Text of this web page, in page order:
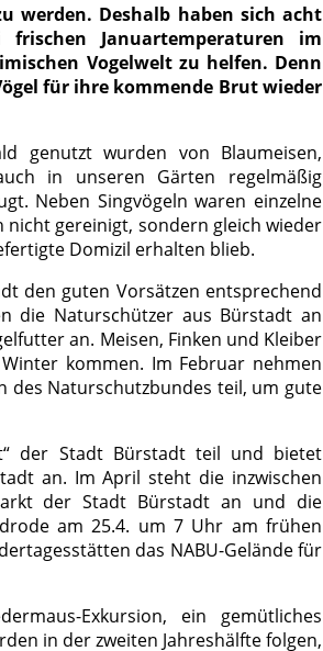
werden. Deshalb haben sich acht
Januartemperaturen im
Vogelwelt zu helfen. Denn
für ihre kommende Brut wieder
genutzt wurden von Blaumeisen,
in unseren Gärten regelmäßig
Neben Singvögeln waren einzelne
nicht gereinigt, sondern gleich wieder
Domizil erhalten blieb.
den guten Vorsätzen entsprechend
die Naturschützer aus Bürstadt an
an. Meisen, Finken und Kleiber
kommen. Im Februar nehmen
des Naturschutzbundes teil, um gute
der Stadt Bürstadt teil und bietet
an. Im April steht die inzwischen
der Stadt Bürstadt an und die
am 25.4. um 7 Uhr am frühen
das NABU-Gelände für
Exkursion, ein gemütliches
in der zweiten Jahreshälfte folgen,